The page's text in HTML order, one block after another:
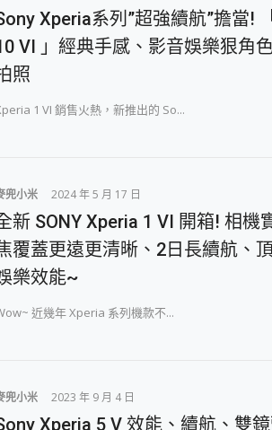
評測! 首搭蔡司光學鏡頭、攝影棚級柔
微星 MSI Claw A1M-026TW 電競掌機 開
與超好用的隱磁支架 O-ONE MAG 最會
g37 power上市，登錄在送飛利浦氣炸鍋
，加碼愛奇藝黃金雙周卡體驗，專案價最
Limited Edition 限量版開賣，攜手味
Xperia系列”超強續航”擔當!
VI 」經典手感、影音娛樂狠角
照
1 VI 銷售火熱，新推出的 So...
兜小米 2024 年 5 月 17 日
新 SONY Xperia 1 VI 開箱! 相機
覆蓋更遠更清晰、2日長續航、
樂效能~
近幾年 Xperia 系列機款不...
兜小米 2023 年 9 月 4 日
Xperia 5 V 效能、續航、雙